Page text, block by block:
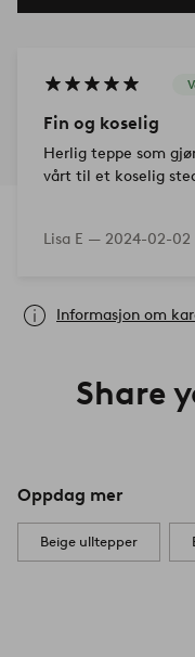
Fin og koselig
Herlig teppe som
vårt til et koselig
Lisa E — 2024-02-02
Informasjon om
Share
Oppdag mer
Beige ulltepper